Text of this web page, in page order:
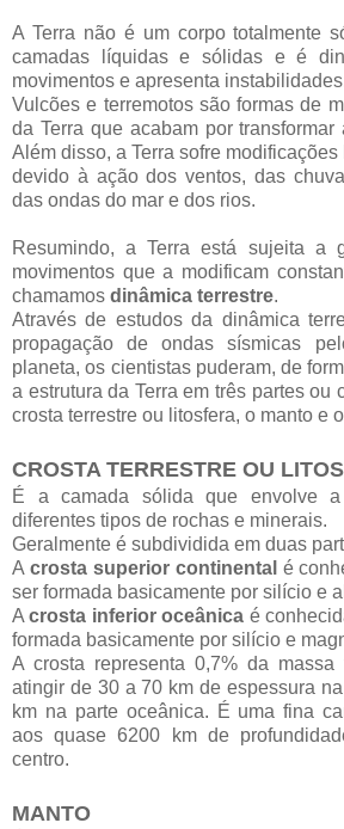
A Terra não é um corpo totalmente
camadas líquidas e sólidas e é
movimentos e apresenta
Vulcões e terremotos são formas de
da Terra que acabam por transformar
Além disso, a Terra sofre
devido à ação dos ventos, das
das ondas do mar e dos rios.
Resumindo, a Terra está sujeita a
movimentos que a modificam
chamamos dinâmica terrestre.
Através de estudos da dinâmica
propagação de ondas sísmicas
planeta, os cientistas puderam, de
a estrutura da Terra em três partes ou
crosta terrestre ou litosfera, o manto e
CROSTA TERRESTRE OU
É a camada sólida que envolve a
diferentes tipos de rochas e minerais.
Geralmente é subdividida em duas
A crosta superior continental é
ser formada basicamente por silício e
Acrosta inferior oceânica é
formada basicamente por silício e
A crosta representa 0,7% da
atingir de 30 a 70 km de espessura
km na parte oceânica. É uma fina
aos quase 6200 km de
centro.
MANTO